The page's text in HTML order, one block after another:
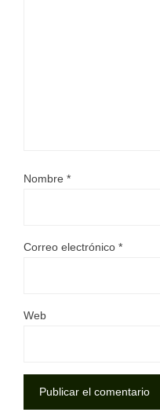
Nombre *
Correo electrónico *
Web